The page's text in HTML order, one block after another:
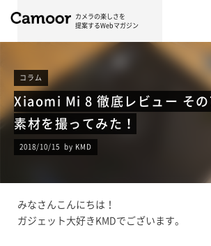
カメラの楽しさを
提案するWebマガジン
コラム
Xiaomi Mi 8 徹底レビュー その
素材を撮ってみた！
2018/10/15 by KMD
みなさんこんにちは！
ガジェット大好きKMDでございます。